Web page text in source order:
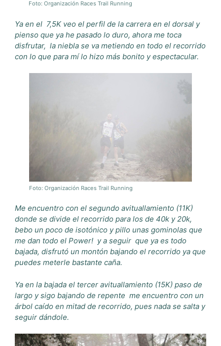
Foto: Organización Races Trail Running
Ya en el 7,5K veo el perfil de la carrera en el dorsal y
pienso que ya he pasado lo duro, ahora me toca
disfrutar, la niebla se va metiendo en todo el recorrido
con lo que para mí lo hizo más bonito y espectacular.
Foto: Organización Races Trail Running
Me encuentro con el segundo avituallamiento (11K)
donde se divide el recorrido para los de 40k y 20k,
bebo un poco de isotónico y pillo unas gominolas que
me dan todo el Power! ya seguir que ya es todo
bajada, disfrutó un montón bajando el recorrido ya que
puedes meterle bastante caña.
Ya en la bajada el tercer avituallamiento (15K) paso de
largo y sigo bajando de repente me encuentro con un
árbol caído en mitad de recorrido, pues nada se salta y
seguir dándole.